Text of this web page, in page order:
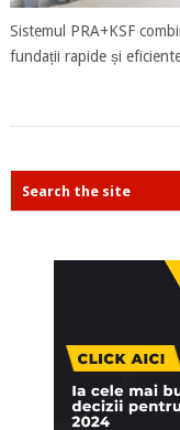
Sistemul PRA+KSF
fundații rapide și
POSTS
NAVIGATION